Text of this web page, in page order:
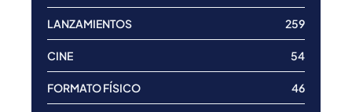
LANZAMIENTOS 259
CINE 54
FORMATO FÍSICO 46